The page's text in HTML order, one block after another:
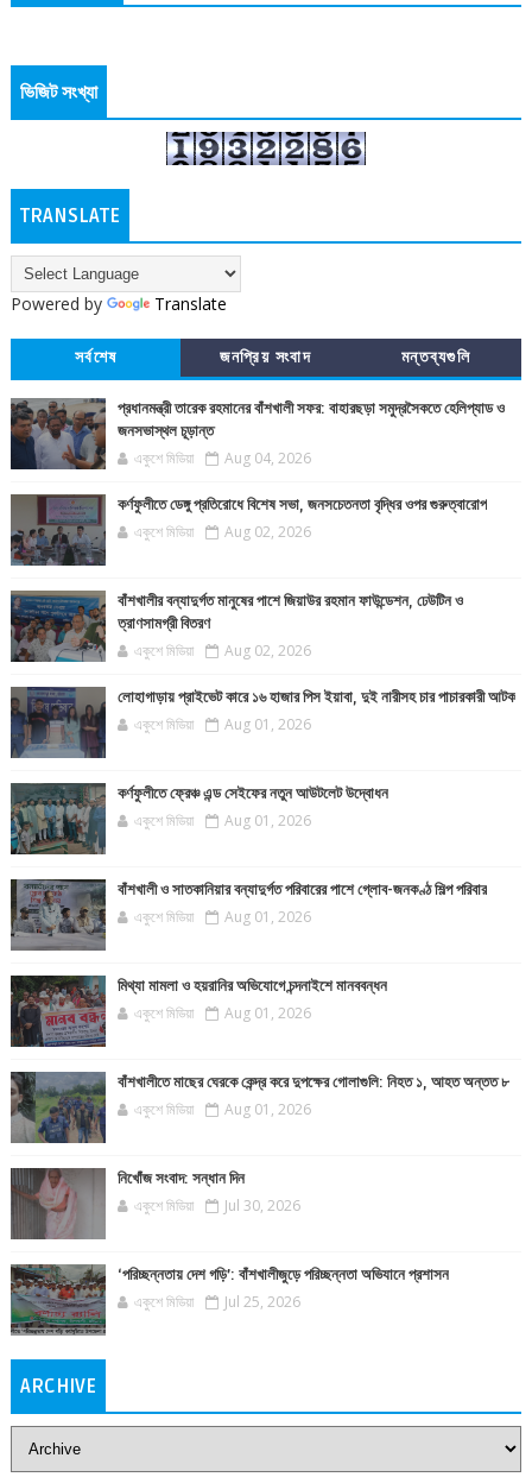
ভিজিট সংখ্যা
TRANSLATE
Powered by Translate
সর্বশেষ জনপ্রিয় সংবাদ মন্তব্যগুলি
প্রধানমন্ত্রী তারেক রহমানের বাঁশখালী সফর: বাহারছড়া সমুদ্রসৈকতে হেলিপ্যাড ও
জনসভাস্থল চূড়ান্ত
একুশে মিডিয়া Aug 04, 2026
কর্ণফুলীতে ডেঙ্গু প্রতিরোধে বিশেষ সভা, জনসচেতনতা বৃদ্ধির ওপর গুরুত্বারোপ
একুশে মিডিয়া Aug 02, 2026
বাঁশখালীর বন্যাদুর্গত মানুষের পাশে জিয়াউর রহমান ফাউন্ডেশন, ঢেউটিন ও
ত্রাণসামগ্রী বিতরণ
একুশে মিডিয়া Aug 02, 2026
লোহাগাড়ায় প্রাইভেট কারে ১৬ হাজার পিস ইয়াবা, দুই নারীসহ চার পাচারকারী আটক
একুশে মিডিয়া Aug 01, 2026
কর্ণফুলীতে ফ্রেঞ্চ এন্ড সেইফের নতুন আউটলেট উদ্বোধন
একুশে মিডিয়া Aug 01, 2026
বাঁশখালী ও সাতকানিয়ার বন্যাদুর্গত পরিবারের পাশে গ্লোব-জনকণ্ঠ শিল্প পরিবার
একুশে মিডিয়া Aug 01, 2026
মিথ্যা মামলা ও হয়রানির অভিযোগে চন্দনাইশে মানববন্ধন
একুশে মিডিয়া Aug 01, 2026
বাঁশখালীতে মাছের ঘেরকে কেন্দ্র করে দুপক্ষের গোলাগুলি: নিহত ১, আহত অন্তত ৮
একুশে মিডিয়া Aug 01, 2026
নিখোঁজ সংবাদ: সন্ধান দিন
একুশে মিডিয়া Jul 30, 2026
‘পরিচ্ছন্নতায় দেশ গড়ি’: বাঁশখালীজুড়ে পরিচ্ছন্নতা অভিযানে প্রশাসন
একুশে মিডিয়া Jul 25, 2026
ARCHIVE